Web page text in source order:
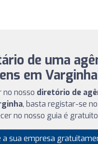
de uma
em
no nosso diretório de
, basta registar-se
no nosso guia é
a sua empresa